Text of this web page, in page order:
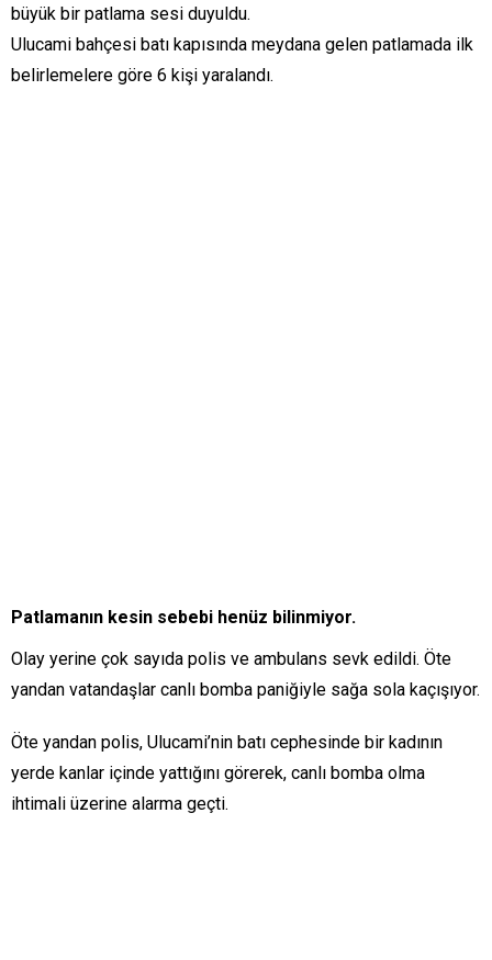
büyük bir patlama sesi duyuldu.
Ulucami bahçesi batı kapısında meydana gelen patlamada ilk
belirlemelere göre 6 kişi yaralandı.
Patlamanın kesin sebebi henüz bilinmiyor.
Olay yerine çok sayıda polis ve ambulans sevk edildi. Öte
yandan vatandaşlar canlı bomba paniğiyle sağa sola kaçışıyor.
Öte yandan polis, Ulucami’nin batı cephesinde bir kadının
yerde kanlar içinde yattığını görerek, canlı bomba olma
ihtimali üzerine alarma geçti.